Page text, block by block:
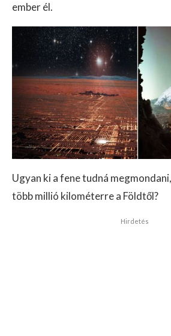
ember él.
Ugyan ki a fene tudná
több millió kilométerre a Földtől?
Hirdetés